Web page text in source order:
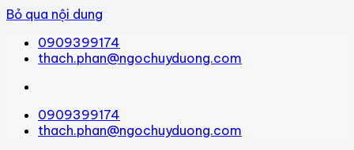
Bỏ qua nội dung
0909399174
thach.phan@ngochuyduong.com
0909399174
thach.phan@ngochuyduong.com